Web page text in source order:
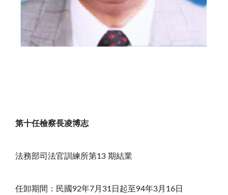
第十任檢察長凌博志
法務部司法官訓練所第13 期結業
任卸期間：民國92年7月31日起至94年3月16日